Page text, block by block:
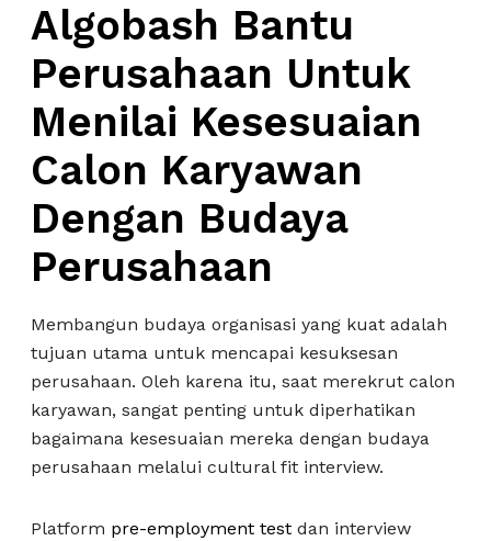
Algobash Bantu
Perusahaan Untuk
Menilai Kesesuaian
Calon Karyawan
Dengan Budaya
Perusahaan
Membangun budaya organisasi yang kuat adalah
tujuan utama untuk mencapai kesuksesan
perusahaan. Oleh karena itu, saat merekrut calon
karyawan, sangat penting untuk diperhatikan
bagaimana kesesuaian mereka dengan budaya
perusahaan melalui cultural fit interview.
Platform pre-employment test dan interview